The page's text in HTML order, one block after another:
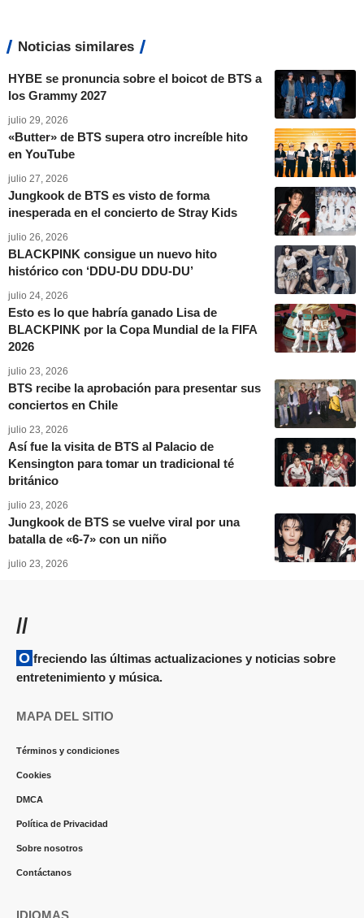
Noticias similares
HYBE se pronuncia sobre el boicot de BTS a
los Grammy 2027
julio 29, 2026
«Butter» de BTS supera otro increíble hito
en YouTube
julio 27, 2026
Jungkook de BTS es visto de forma
inesperada en el concierto de Stray Kids
julio 26, 2026
BLACKPINK consigue un nuevo hito
histórico con ‘DDU-DU DDU-DU’
julio 24, 2026
Esto es lo que habría ganado Lisa de
BLACKPINK por la Copa Mundial de la FIFA
2026
julio 23, 2026
BTS recibe la aprobación para presentar sus
conciertos en Chile
julio 23, 2026
Así fue la visita de BTS al Palacio de
Kensington para tomar un tradicional té
británico
julio 23, 2026
Jungkook de BTS se vuelve viral por una
batalla de «6-7» con un niño
julio 23, 2026
//
Ofreciendo las últimas actualizaciones y noticias sobre
entretenimiento y música.
MAPA DEL SITIO
Términos y condiciones
Cookies
DMCA
Política de Privacidad
Sobre nosotros
Contáctanos
IDIOMAS